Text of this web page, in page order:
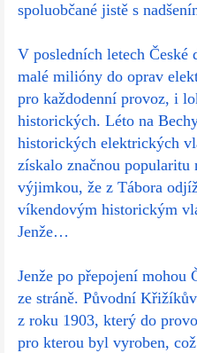
spoluobčané jistě s
V posledních letech České
malé milióny do oprav
pro každodenní provoz, i
historických. Léto na
historických elektrických
získalo značnou popularitu
výjimkou, že z Tábora
víkendovým historickým
Jenže…
Jenže po přepojení mohou
ze stráně. Původní
z roku 1903, který do
pro kterou byl vyroben,